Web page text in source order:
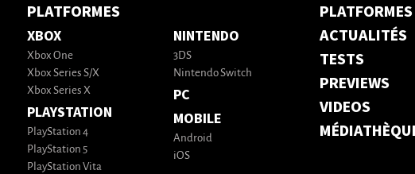
PLATFORMES
XBOX
Xbox One
Xbox Series S/X
Xbox Series X
PLAYSTATION
PlayStation 4
PlayStation 5
PlayStation Vita
NINTENDO
3DS
Nintendo Switch
PC
MOBILE
Android
iOS
PLATFORMES
ACTUALITÉS
TESTS
PREVIEWS
VIDEOS